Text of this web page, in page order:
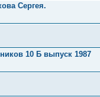
Сергея.
10 Б выпуск 1987